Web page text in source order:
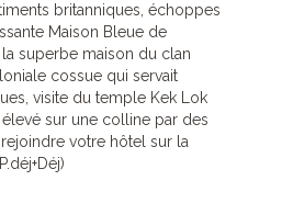
britanniques, échoppes
Maison Bleue de
superbe maison du clan
cossue qui servait
visite du temple Kek Lok
sur une colline par des
votre hôtel sur la